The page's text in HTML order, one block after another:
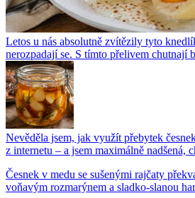
Letos u nás absolutně zvítězily tyto
nerozpadají se. S tímto přelivem chutnají
Nevěděla jsem, jak využít přebytek
z internetu – a jsem maximálně nadšená,
Česnek v medu se sušenými rajčaty
voňavým rozmarýnem a sladko-slanou